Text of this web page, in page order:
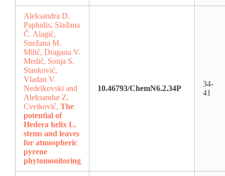
Aleksandra D.
Papludis, Slađana
Č. Alagić,
Snеžana M.
Milić, Dragana V.
Medić, Sonja S.
Stanković,
Vladan V.
Nedelkovski and
Aleksandar Z.
Cvetković, The
potential of
Hedera helix L.
stems and leaves
for atmospheric
pyrene
phytomonitoring
10.46793/ChemN6.2.34P
34-
41